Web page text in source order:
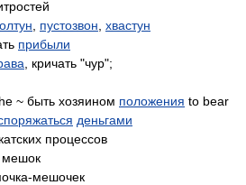
пустозвон хвастун
прибыли
, кричать "чур";
~ быть хозяином положения to bear
деньгами
процессов
мешок
мешочек